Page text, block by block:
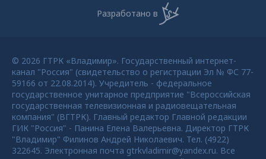
Разработано в
© 2026 ГТРК «Владимир». Государственный интернет-
канал "Россия" (свидетельство о регистрации Эл № ФС 77-
59166 от 22.08.2014). Учредитель - федеральное
государственное унитарное предприятие "Всероссийская
государственная телевизионная и радиовещательная
компания" (ВГТРК). Главный редактор Главной редакции
ГИК "Россия" - Панина Елена Валерьевна. Директор ГТРК
"Владимир" Филинов Андрей Николаевич. Тел. (4922)
322645. Электронная почта gtrkvladimir@yandex.ru. Все